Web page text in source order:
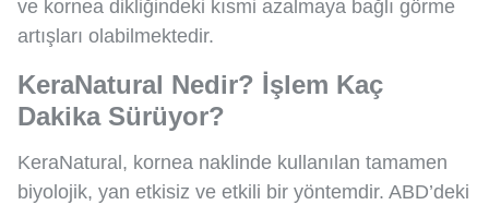
ve kornea dikliğindeki kısmi azalmaya bağlı görme
artışları olabilmektedir.
KeraNatural Nedir? İşlem Kaç
Dakika Sürüyor?
KeraNatural, kornea naklinde kullanılan tamamen
biyolojik, yan etkisiz ve etkili bir yöntemdir. ABD’deki